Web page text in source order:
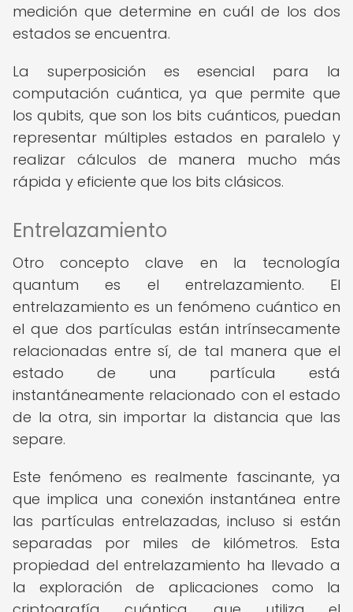
medición que determine en cuál de los dos
estados se encuentra.
La superposición es esencial para la
computación cuántica, ya que permite que
los qubits, que son los bits cuánticos, puedan
representar múltiples estados en paralelo y
realizar cálculos de manera mucho más
rápida y eficiente que los bits clásicos.
Entrelazamiento
Otro concepto clave en la tecnología
quantum es el entrelazamiento. El
entrelazamiento es un fenómeno cuántico en
el que dos partículas están intrínsecamente
relacionadas entre sí, de tal manera que el
estado de una partícula está
instantáneamente relacionado con el estado
de la otra, sin importar la distancia que las
separe.
Este fenómeno es realmente fascinante, ya
que implica una conexión instantánea entre
las partículas entrelazadas, incluso si están
separadas por miles de kilómetros. Esta
propiedad del entrelazamiento ha llevado a
la exploración de aplicaciones como la